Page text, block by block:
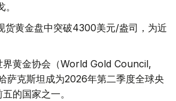
货黄金盘中突破4300美元/盎司，为近
界黄金协会（World Gold Council,
萨克斯坦成为2026年第二季度全球央
的国家之一。